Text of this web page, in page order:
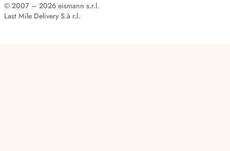
© 2007 – 2026 eismann s.r.l.
Last Mile Delivery S.à r.l.